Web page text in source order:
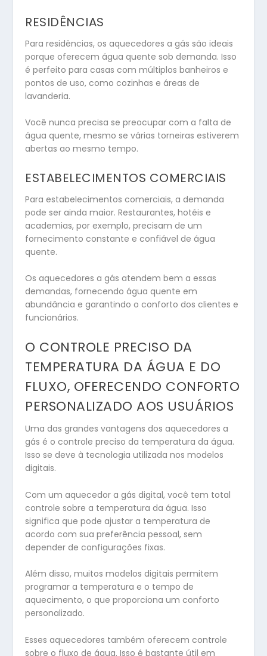
RESIDÊNCIAS
Para residências, os aquecedores a gás são ideais
porque oferecem água quente sob demanda. Isso
é perfeito para casas com múltiplos banheiros e
pontos de uso, como cozinhas e áreas de
lavanderia.
Você nunca precisa se preocupar com a falta de
água quente, mesmo se várias torneiras estiverem
abertas ao mesmo tempo.
ESTABELECIMENTOS COMERCIAIS
Para estabelecimentos comerciais, a demanda
pode ser ainda maior. Restaurantes, hotéis e
academias, por exemplo, precisam de um
fornecimento constante e confiável de água
quente.
Os aquecedores a gás atendem bem a essas
demandas, fornecendo água quente em
abundância e garantindo o conforto dos clientes e
funcionários.
O CONTROLE PRECISO DA
TEMPERATURA DA ÁGUA E DO
FLUXO, OFERECENDO CONFORTO
PERSONALIZADO AOS USUÁRIOS
Uma das grandes vantagens dos aquecedores a
gás é o controle preciso da temperatura da água.
Isso se deve à tecnologia utilizada nos modelos
digitais.
Com um aquecedor a gás digital, você tem total
controle sobre a temperatura da água. Isso
significa que pode ajustar a temperatura de
acordo com sua preferência pessoal, sem
depender de configurações fixas.
Além disso, muitos modelos digitais permitem
programar a temperatura e o tempo de
aquecimento, o que proporciona um conforto
personalizado.
Esses aquecedores também oferecem controle
sobre o fluxo de água. Isso é bastante útil em